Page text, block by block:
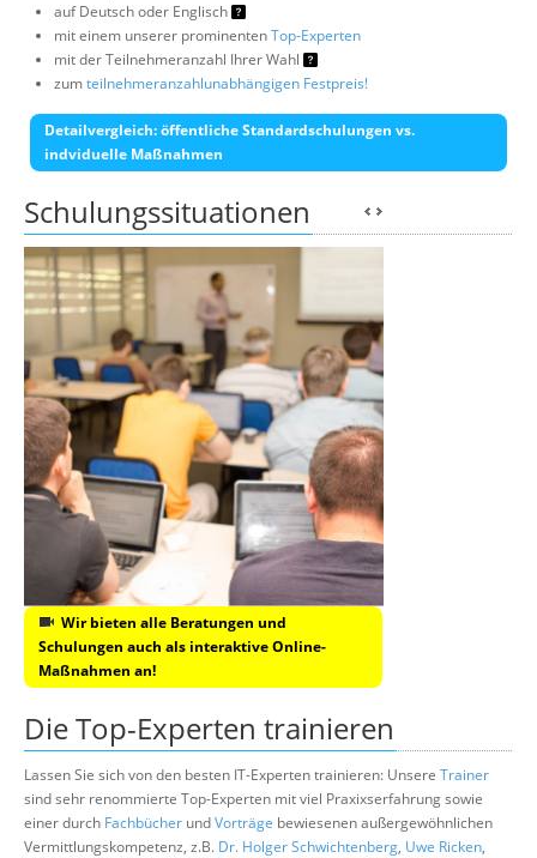
auf Deutsch oder Englisch
mit einem unserer prominentenTop-Experten
mit der Teilnehmeranzahl Ihrer Wahl
zumteilnehmeranzahlunabhängigen Festpreis!
Detailvergleich: öffentliche Standardschulungen vs.
indviduelle Maßnahmen
Schulungssituationen
Wir bieten alle Beratungen und
Schulungen auch als interaktive Online-
Maßnahmen an!
Die Top-Experten trainieren
Lassen Sie sich von den besten IT-Experten trainieren: Unsere Trainer
sind sehr renommierte Top-Experten mit viel Praxixserfahrung sowie
einer durch Fachbücher undVorträge bewiesenen außergewöhnlichen
Vermittlungskompetenz, z.B. Dr. Holger Schwichtenberg, Uwe Ricken,